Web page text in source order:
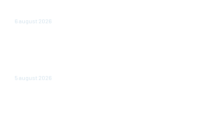
6 august 2026
5 august 2026